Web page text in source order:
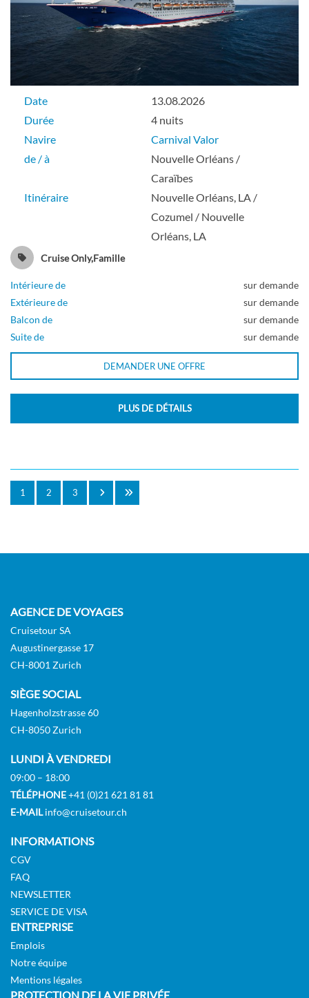
Date
13.08.2026
Durée
4 nuits
Navire
Carnival Valor
de / à
Nouvelle Orléans /
Caraïbes
Itinéraire
Nouvelle Orléans, LA /
Cozumel / Nouvelle
Orléans, LA
Cruise Only,Famille
Intérieure de
sur demande
Extérieure de
sur demande
Balcon de
sur demande
Suite de
sur demande
DEMANDER UNE OFFRE
PLUS DE DÉTAILS
1 2 3
AGENCE DE VOYAGES
Cruisetour SA
Augustinergasse 17
CH-8001 Zurich
SIÈGE SOCIAL
Hagenholzstrasse 60
CH-8050 Zurich
LUNDI À VENDREDI
09:00 – 18:00
TÉLÉPHONE+41 (0)21 621 81 81
E-MAILinfo@cruisetour.ch
INFORMATIONS
CGV
FAQ
NEWSLETTER
SERVICE DE VISA
ENTREPRISE
Emplois
Notre équipe
Mentions légales
PROTECTION DE LA VIE PRIVÉE